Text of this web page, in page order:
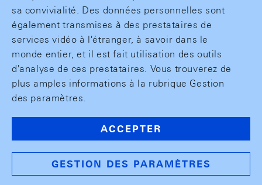
sa convivialité. Des données personnelles sont
également transmises à des prestataires de
services vidéo à l'étranger, à savoir dans le
monde entier, et il est fait utilisation des outils
d'analyse de ces prestataires. Vous trouverez de
plus amples informations à la rubrique Gestion
des paramètres.
ACCEPTER
GESTION DES PARAMÈTRES